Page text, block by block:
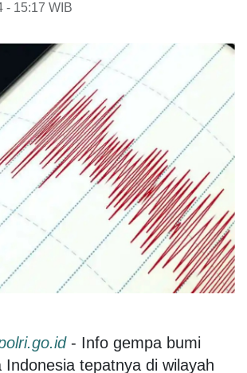
- 15:17 WIB
- Info gempa bumi
Indonesia tepatnya di wilayah